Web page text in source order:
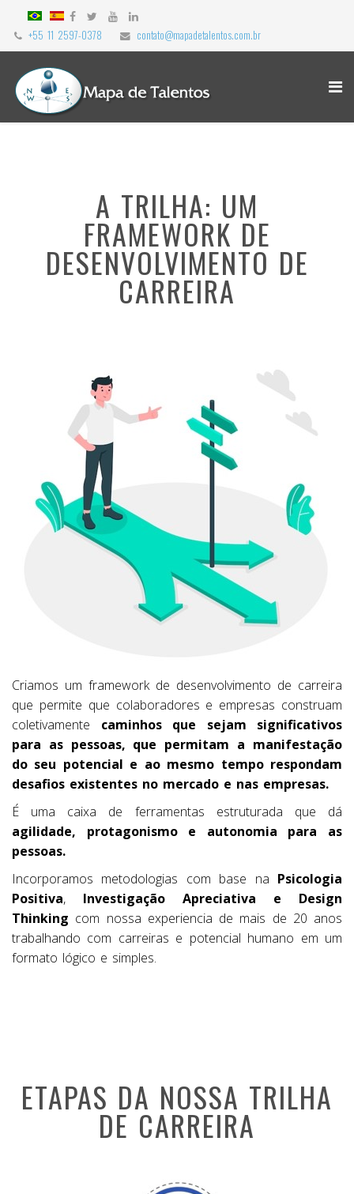
+55 11 2597-0378 contato@mapadetalentos.com.br
A TRILHA: UM
FRAMEWORK DE
DESENVOLVIMENTO DE
CARREIRA
Criamos um framework de desenvolvimento de carreira
que permite que colaboradores e empresas construam
coletivamente caminhos que sejam significativos
para as pessoas, que permitam a manifestação
do seu potencial e ao mesmo tempo respondam
desafios existentes no mercado e nas empresas.
É uma caixa de ferramentas estruturada que dá
agilidade, protagonismo e autonomia para as
pessoas.
Incorporamos metodologias com base na Psicologia
Positiva, Investigação Apreciativa e Design
Thinking com nossa experiencia de mais de 20 anos
trabalhando com carreiras e potencial humano em um
formato lógico e simples.
ETAPAS DA NOSSA TRILHA
DE CARREIRA